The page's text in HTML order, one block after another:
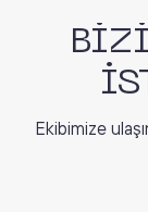
Ekibimize